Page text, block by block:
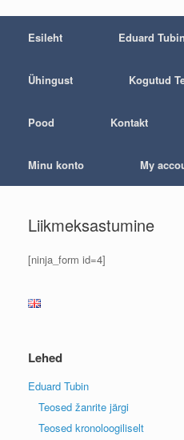
Esileht Eduard Tubin
Ühingust Kogutud
Pood Kontakt
Minu konto My
Liikmeksastumine
[ninja_form id=4]
Lehed
Eduard Tubin
Teosed žanrite järgi
Teosed kronoloogiliselt